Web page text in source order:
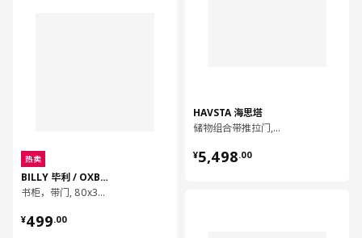
热卖
BILLY 毕利 / OXBERG 奥克伯
书柜，带门, 80x30x106 厘米
¥499.00
¥ 499.00
HAVSTA 海思塔
储物组合带推拉门, 202x47x212 厘米
¥5,498.00
¥ 5498.00